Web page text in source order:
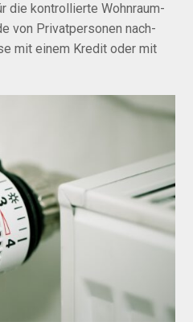
die kon­trollierte Wohn­raum­
von Privat­personen nach­
mit einem Kredit oder mit